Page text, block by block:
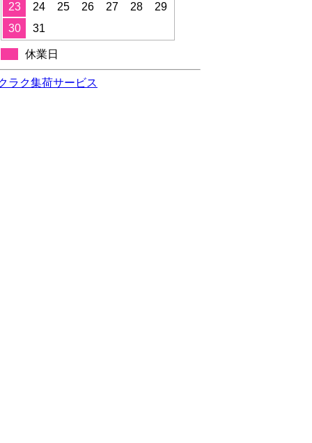
23
24 25 26 27 28
29
30
31
休業日